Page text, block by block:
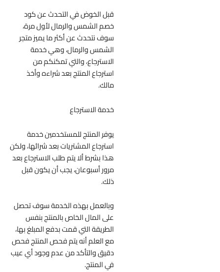
قبل الخوض في التحدث عن كود
خصم الشمس والرمال لأول مرة،
سوف نتحدث عن أكثر ما يميز متجر
الشمس والرمال، وهي خدمة
الاسترجاع، والتي تمكنكم من
استرجاع المنتج بعد شراءه وأخذ
مالك.
خدمة الاسترجاع
يوفر المنتج للمستخدمين خدمة
استرجاع المشتريات بعد شرائها، ولكن
هذا بشرط ألا يتم طلب الاسترجاع بعد
مرور أسبوعان، يجب أن يكون قبل
ذلك.
وبالعمل بهذه الخدمة سوف تحصل
على المال الخاص بالمنتج بنفس
الطريقة التي قمت بدفع المبلغ بها،
مع العلم أنه يتم فحص المنتج فحص
دقيق والتأكد من عدم وجود أي عيب
في المنتج.